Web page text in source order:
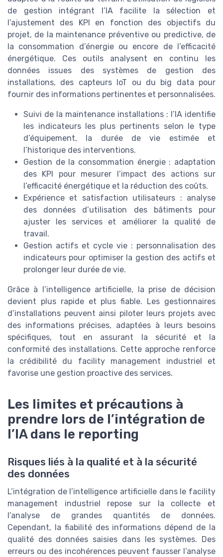
de gestion intégrant l’IA facilite la sélection et
l’ajustement des KPI en fonction des objectifs du
projet, de la maintenance préventive ou predictive, de
la consommation d’énergie ou encore de l’efficacité
énergétique. Ces outils analysent en continu les
données issues des systèmes de gestion des
installations, des capteurs IoT ou du big data pour
fournir des informations pertinentes et personnalisées.
Suivi de la maintenance installations : l’IA identifie
les indicateurs les plus pertinents selon le type
d’équipement, la durée de vie estimée et
l’historique des interventions.
Gestion de la consommation énergie : adaptation
des KPI pour mesurer l’impact des actions sur
l’efficacité énergétique et la réduction des coûts.
Expérience et satisfaction utilisateurs : analyse
des données d’utilisation des bâtiments pour
ajuster les services et améliorer la qualité de
travail.
Gestion actifs et cycle vie : personnalisation des
indicateurs pour optimiser la gestion des actifs et
prolonger leur durée de vie.
Grâce à l’intelligence artificielle, la prise de décision
devient plus rapide et plus fiable. Les gestionnaires
d’installations peuvent ainsi piloter leurs projets avec
des informations précises, adaptées à leurs besoins
spécifiques, tout en assurant la sécurité et la
conformité des installations. Cette approche renforce
la crédibilité du facility management industriel et
favorise une gestion proactive des services.
Les limites et précautions à
prendre lors de l’intégration de
l’IA dans le reporting
Risques liés à la qualité et à la sécurité
des données
L’intégration de l’intelligence artificielle dans le facility
management industriel repose sur la collecte et
l’analyse de grandes quantités de données.
Cependant, la fiabilité des informations dépend de la
qualité des données saisies dans les systèmes. Des
erreurs ou des incohérences peuvent fausser l’analyse